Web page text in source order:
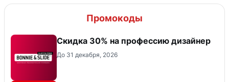
Промокоды
Скидка 30% на профессию дизайнер
До 31 декабря, 2026